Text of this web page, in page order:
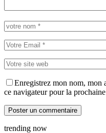
Enregistrez mon nom, mon
ce navigateur pour la
trending now